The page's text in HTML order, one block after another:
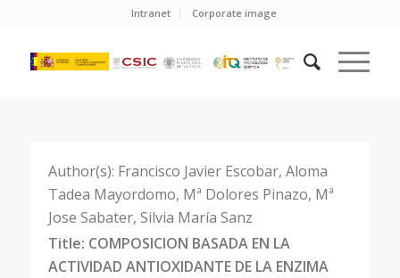
Intranet Corporate image
Author(s): Francisco Javier Escobar, Aloma
Tadea Mayordomo, Mª Dolores Pinazo, Mª
Jose Sabater, Silvia María Sanz
Title: COMPOSICION BASADA EN LA
ACTIVIDAD ANTIOXIDANTE DE LA ENZIMA